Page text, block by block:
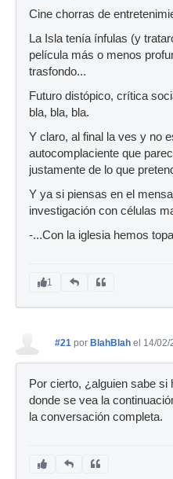
Cine chorras de
La Isla tenía ínfulas (y
película más o menos
trasfondo...
Futuro distópico, crítica
bla, bla, bla.
Y claro, al final la ves y no
autocomplaciente que
justamente de lo que
Y ya si piensas en el
investigación con células
-...Con la iglesia hemos
1
#21 por BlahBlah el 14/02/
Por cierto, ¿alguien sabe
donde se vea la
la conversación completa.